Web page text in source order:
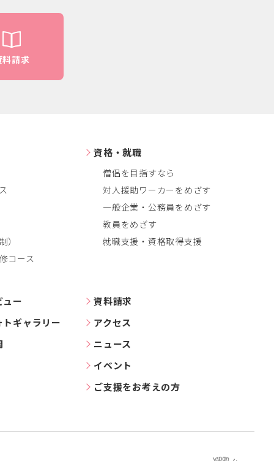
料請求
）
コース
資格・就職
僧侶を目指すなら
対人援助ワーカーをめざす
一般企業・公務員をめざす
教員をめざす
就職支援・資格取得支援
ー
ギャラリー
資料請求
アクセス
ニュース
イベント
ご支援をお考えの方